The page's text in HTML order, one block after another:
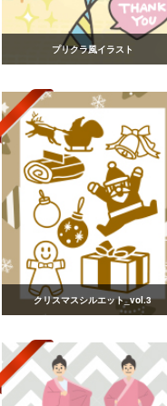
プリクラ風イラスト
クリスマスシルエット_vol.3